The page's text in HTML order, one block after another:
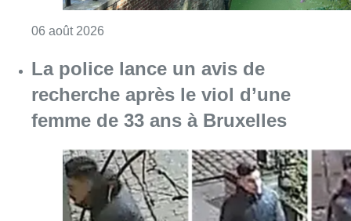
06 août 2026
La police lance un avis de
recherche après le viol d’une
femme de 33 ans à Bruxelles